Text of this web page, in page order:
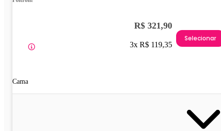
Cama
R$ 321,90
3x R$ 119,35
Selecionar